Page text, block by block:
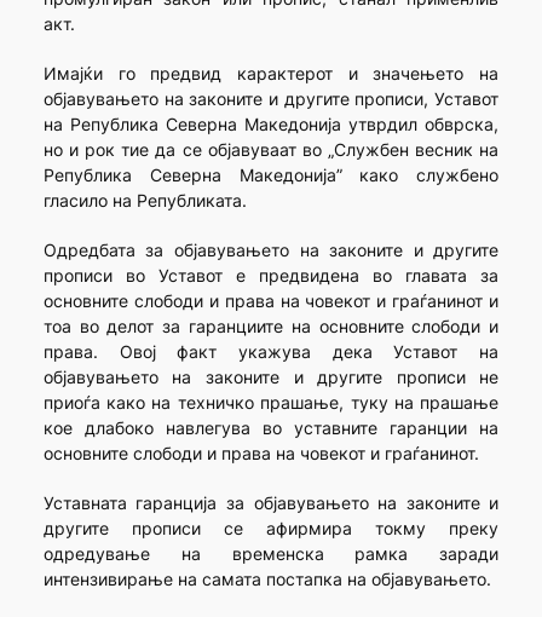
акт.
Имајќи го предвид карактерот и значењето на
објавувањето на законите и другите прописи, Уставот
на Република Северна Македонија утврдил обврска,
но и рок тие да се објавуваат во „Службен весник на
Република Северна Македонија” како службено
гласило на Републиката.
Одредбата за објавувањето на законите и другите
прописи во Уставот е предвидена во главата за
основните слободи и права на човекот и граѓанинот и
тоа во делот за гаранциите на основните слободи и
права. Овој факт укажува дека Уставот на
објавувањето на законите и другите прописи не
приоѓа како на техничко прашање, туку на прашање
кое длабоко навлегува во уставните гаранции на
основните слободи и права на човекот и граѓанинот.
Уставната гаранција за објавувањето на законите и
другите прописи се афирмира токму преку
одредување на временска рамка заради
интензивирање на самата постапка на објавувањето.